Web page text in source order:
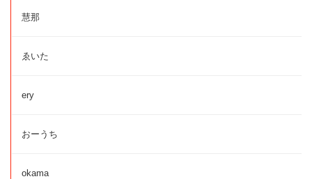
慧那
ゑいた
ery
おーうち
okama